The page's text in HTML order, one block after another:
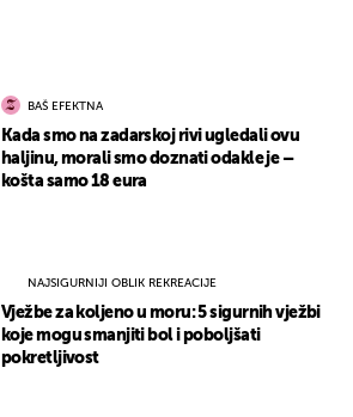
BAŠ EFEKTNA
Kada smo na zadarskoj rivi ugledali ovu
haljinu, morali smo doznati odakle je –
košta samo 18 eura
NAJSIGURNIJI OBLIK REKREACIJE
Vježbe za koljeno u moru: 5 sigurnih vježbi
koje mogu smanjiti bol i poboljšati
pokretljivost